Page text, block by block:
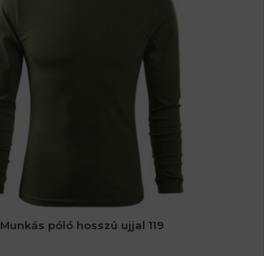
Munkás póló hosszú ujjal 119